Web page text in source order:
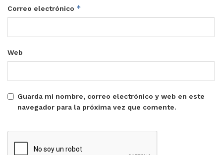
Correo electrónico *
Web
Guarda mi nombre, correo electrónico y web en este
navegador para la próxima vez que comente.